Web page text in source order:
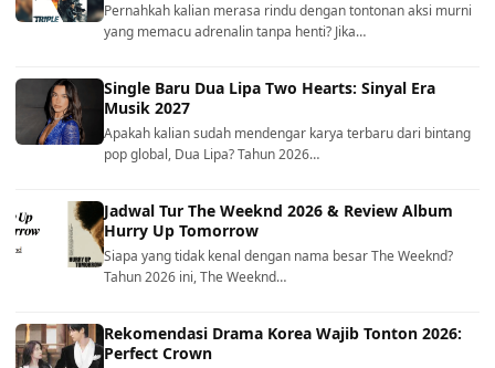
Pernahkah kalian merasa rindu dengan tontonan aksi murni
yang memacu adrenalin tanpa henti? Jika…
Single Baru Dua Lipa Two Hearts: Sinyal Era
Musik 2027
Apakah kalian sudah mendengar karya terbaru dari bintang
pop global, Dua Lipa? Tahun 2026…
Jadwal Tur The Weeknd 2026 & Review Album
Hurry Up Tomorrow
Siapa yang tidak kenal dengan nama besar The Weeknd?
Tahun 2026 ini, The Weeknd…
Rekomendasi Drama Korea Wajib Tonton 2026:
Perfect Crown